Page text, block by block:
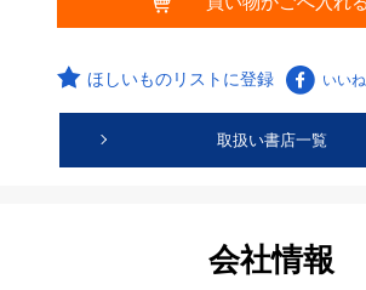
ほしいものリストに登録 いいね
取扱い書店一覧
会社情報